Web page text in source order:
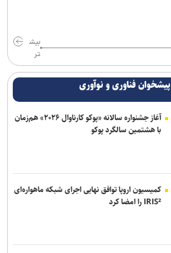
بیش
تر
پیشخوان فناوری و نوآوری
آغاز جشنواره سالانه «پوکو کارناوال ۲۰۲۶» هم‌زمان
با هشتمین سالگرد پوکو
کمیسیون اروپا توافق نهایی اجرای شبکه ماهواره‌ای
IRIS² را امضا کرد